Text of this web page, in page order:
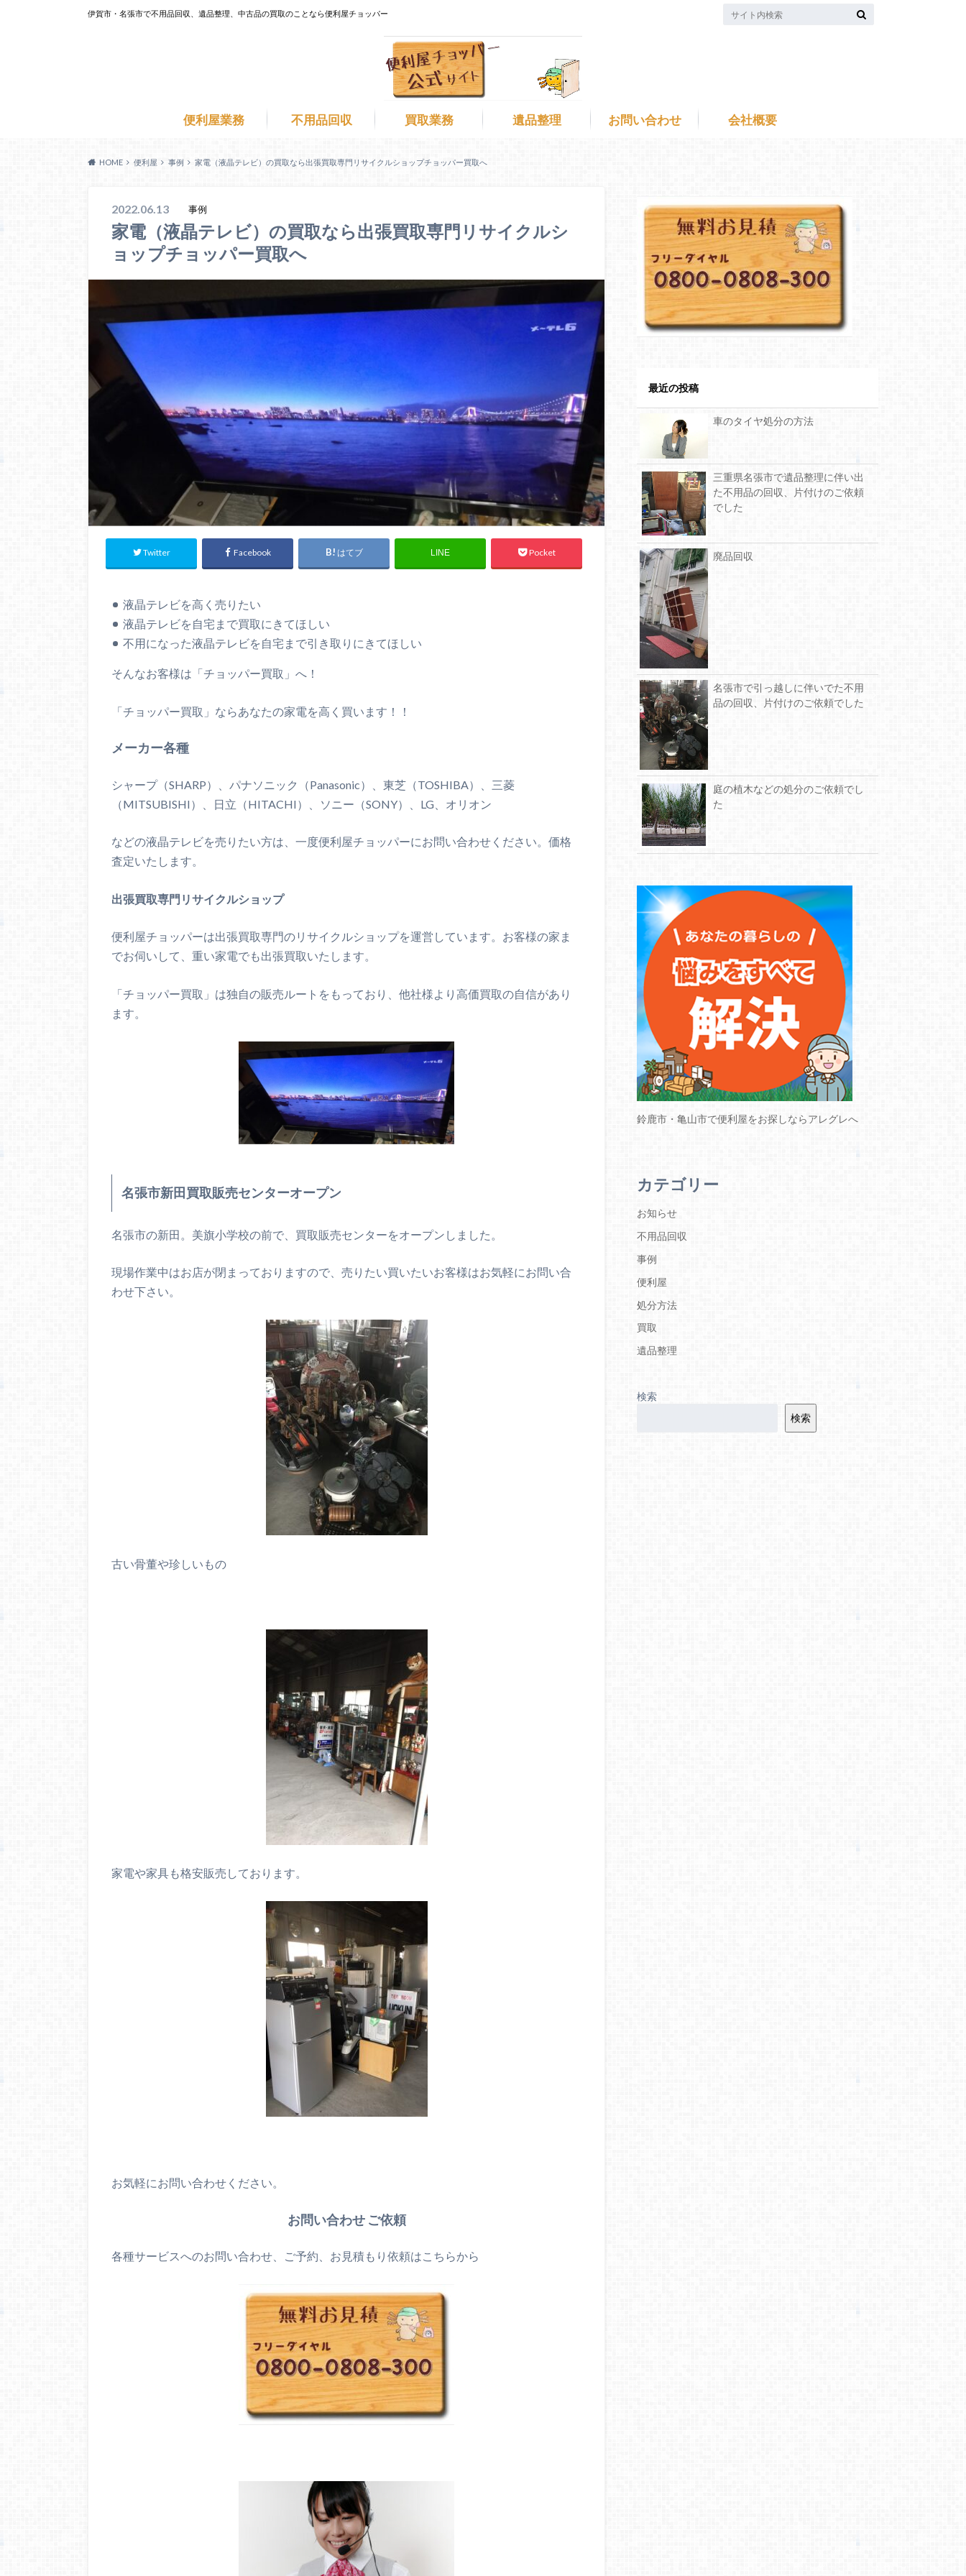
伊賀市・名張市で不用品回収、遺品整理、中古品の買取のことなら便利屋チョッパー
便利屋業務 不用品回収 買取業務 遺品整理 お問い合わせ 会社概要
HOME 便利屋 事例 家電（液晶テレビ）の買取なら出張買取専門リサイクルショップチョッパー買取へ
2022.06.13 事例
家電（液晶テレビ）の買取なら出張買取専門リサイクルシ
ョップチョッパー買取へ
Twitter Facebook はてブ LINE Pocket
液晶テレビを高く売りたい
液晶テレビを自宅まで買取にきてほしい
不用になった液晶テレビを自宅まで引き取りにきてほしい
そんなお客様は「チョッパー買取」へ！
「チョッパー買取」ならあなたの家電を高く買います！！
メーカー各種
シャープ（SHARP）、パナソニック（Panasonic）、東芝（TOSHIBA）、三菱
（MITSUBISHI）、日立（HITACHI）、ソニー（SONY）、LG、オリオン
などの液晶テレビを売りたい方は、一度便利屋チョッパーにお問い合わせください。価格
査定いたします。
出張買取専門リサイクルショップ
便利屋チョッパーは出張買取専門のリサイクルショップを運営しています。お客様の家ま
でお伺いして、重い家電でも出張買取いたします。
「チョッパー買取」は独自の販売ルートをもっており、他社様より高価買取の自信があり
ます。
名張市新田買取販売センターオープン
名張市の新田。美旗小学校の前で、買取販売センターをオープンしました。
現場作業中はお店が閉まっておりますので、売りたい買いたいお客様はお気軽にお問い合
わせ下さい。
古い骨董や珍しいもの
家電や家具も格安販売しております。
お気軽にお問い合わせください。
お問い合わせ ご依頼
各種サービスへのお問い合わせ、ご予約、お見積もり依頼はこちらから
最近の投稿
車のタイヤ処分の方法
三重県名張市で遺品整理に伴い出
た不用品の回収、片付けのご依頼
でした
廃品回収
名張市で引っ越しに伴いでた不用
品の回収、片付けのご依頼でした
庭の植木などの処分のご依頼でし
た
鈴鹿市・亀山市で便利屋をお探しならアレグレへ
カテゴリー
お知らせ
不用品回収
事例
便利屋
処分方法
買取
遺品整理
検索
検索